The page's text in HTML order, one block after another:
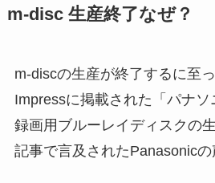
は？東京靴
「ぼっち
ってる場
「ありあけ
所」を探し
ダッフィー
買える？売
るの？お店
m-disc 生産終了なぜ？
m-discの生産が終了するに至っ
Impressに掲載された「パナソ
録画用ブルーレイディスクの
記事で言及されたPanasonicの